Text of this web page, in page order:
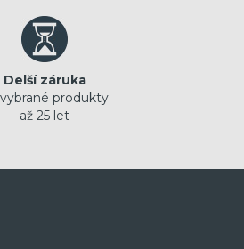
Delší záruka
produkty
až 25 let